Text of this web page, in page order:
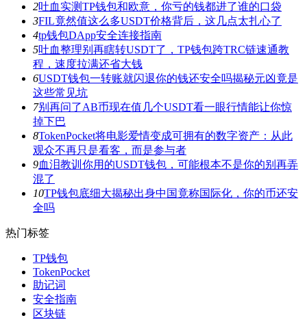
2吐血实测TP钱包和欧意，你亏的钱都进了谁的口袋
3FIL竟然值这么多USDT价格背后，这几点太扎心了
4tp钱包DApp安全连接指南
5吐血整理别再瞎转USDT了，TP钱包跨TRC链速通教
程，速度拉满还省大钱
6USDT钱包一转账就闪退你的钱还安全吗揭秘元凶竟是
这些常见坑
7别再问了AB币现在值几个USDT看一眼行情能让你惊
掉下巴
8TokenPocket将电影爱情变成可拥有的数字资产：从此
观众不再只是看客，而是参与者
9血泪教训你用的USDT钱包，可能根本不是你的别再弄
混了
10TP钱包底细大揭秘出身中国竟称国际化，你的币还安
全吗
热门标签
TP钱包
TokenPocket
助记词
安全指南
区块链